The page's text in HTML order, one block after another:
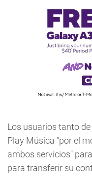
Los usuarios tanto
Play Música "por el
ambos servicios"
para transferir su